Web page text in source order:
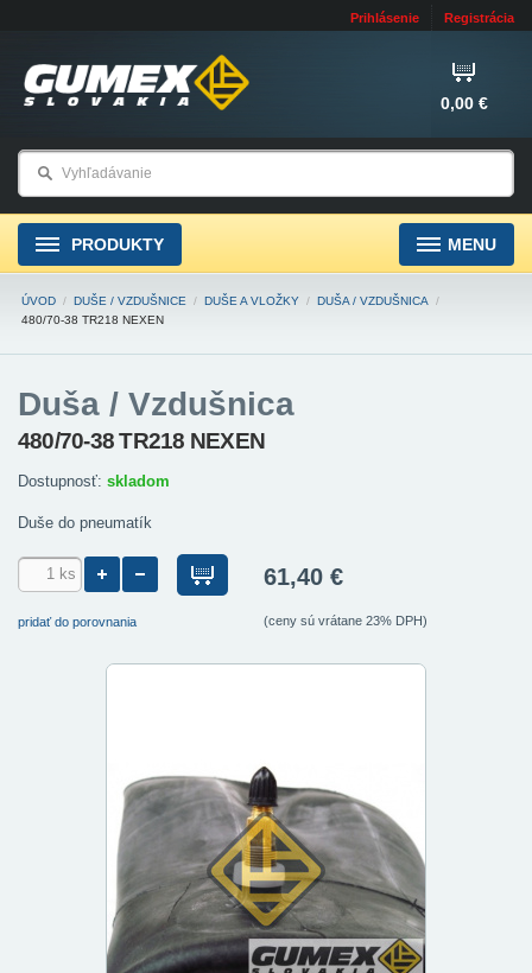
Prihlásenie Registrácia
0,00 €
PRODUKTY MENU
ÚVOD / DUŠE / VZDUŠNICE / DUŠE A VLOŽKY / DUŠA / VZDUŠNICA
/
480/70-38 TR218 NEXEN
Duša / Vzdušnica
480/70-38 TR218 NEXEN
Dostupnosť: skladom
Duše do pneumatík
pridať do porovnania
61,40 €
(ceny sú vrátane 23% DPH)